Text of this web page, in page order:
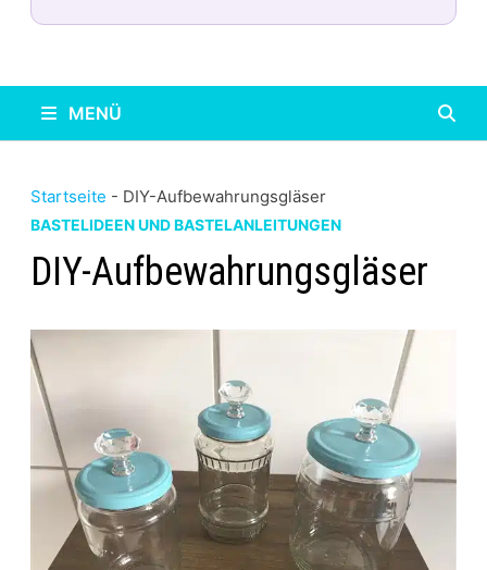
MENÜ
Startseite - DIY-Aufbewahrungsgläser
BASTELIDEEN UND BASTELANLEITUNGEN
DIY-Aufbewahrungsgläser